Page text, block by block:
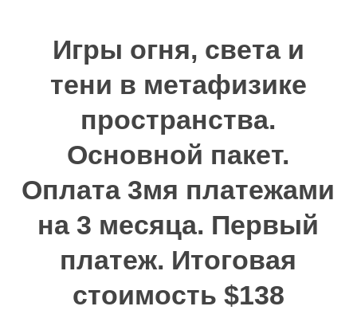
Игры огня, света и
тени в метафизике
пространства.
Основной пакет.
Оплата 3мя платежами
на 3 месяца. Первый
платеж. Итоговая
стоимость $138